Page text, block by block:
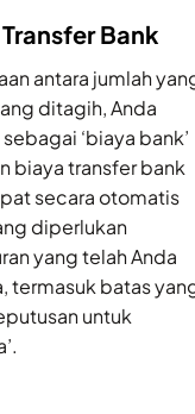
Bank
antara jumlah
ditagih, Anda
‘biaya bank’
biaya transfer bank
secara otomatis
diperlukan
yang telah Anda
termasuk batas
untuk